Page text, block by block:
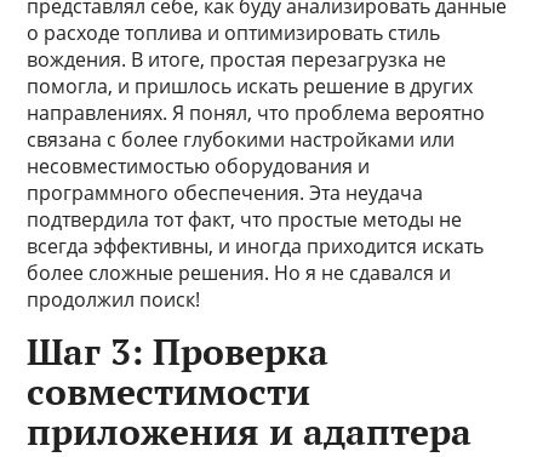
представлял себе, как буду анализировать данные
о расходе топлива и оптимизировать стиль
вождения. В итоге, простая перезагрузка не
помогла, и пришлось искать решение в других
направлениях. Я понял, что проблема вероятно
связана с более глубокими настройками или
несовместимостью оборудования и
программного обеспечения. Эта неудача
подтвердила тот факт, что простые методы не
всегда эффективны, и иногда приходится искать
более сложные решения. Но я не сдавался и
продолжил поиск!
Шаг 3: Проверка
совместимости
приложения и адаптера